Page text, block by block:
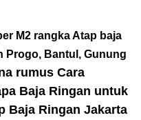
M2 rangka Atap baja
Progo, Bantul, Gunung
rumus Cara
Baja Ringan untuk
Baja Ringan Jakarta